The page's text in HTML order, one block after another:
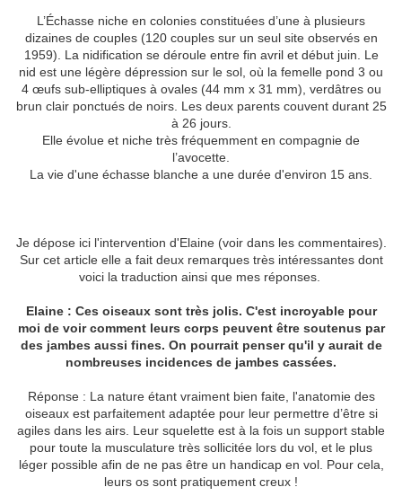
L’Échasse niche en colonies constituées d’une à plusieurs
dizaines de couples (120 couples sur un seul site observés en
1959). La nidification se déroule entre fin avril et début juin. Le
nid est une légère dépression sur le sol, où la femelle pond 3 ou
4 œufs sub-elliptiques à ovales (44 mm x 31 mm), verdâtres ou
brun clair ponctués de noirs. Les deux parents couvent durant 25
à 26 jours.
Elle évolue et niche très fréquemment en compagnie de
l’avocette.
La vie d'une échasse blanche a une durée d'environ 15 ans.
Je dépose ici l'intervention d'Elaine (voir dans les commentaires).
Sur cet article elle a fait deux remarques très intéressantes dont
voici la traduction ainsi que mes réponses.
Elaine : Ces oiseaux sont très jolis. C'est incroyable pour
moi de voir comment leurs corps peuvent être soutenus par
des jambes aussi fines. On pourrait penser qu'il y aurait de
nombreuses incidences de jambes cassées.
Réponse : La nature étant vraiment bien faite, l'anatomie des
oiseaux est parfaitement adaptée pour leur permettre d’être si
agiles dans les airs. Leur squelette est à la fois un support stable
pour toute la musculature très sollicitée lors du vol, et le plus
léger possible afin de ne pas être un handicap en vol. Pour cela,
leurs os sont pratiquement creux !